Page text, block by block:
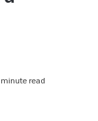
read